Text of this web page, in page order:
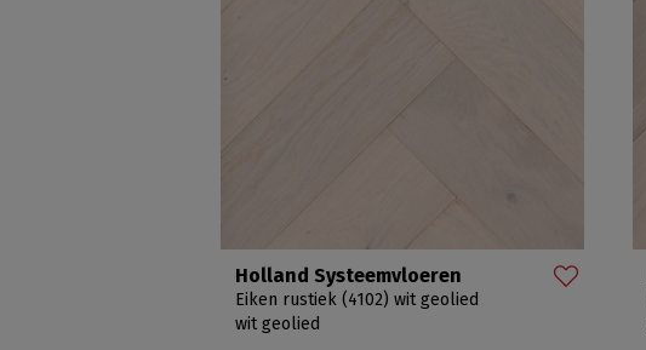
Holland Systeemvloeren
Eiken rustiek (4102) wit geolied
wit geolied